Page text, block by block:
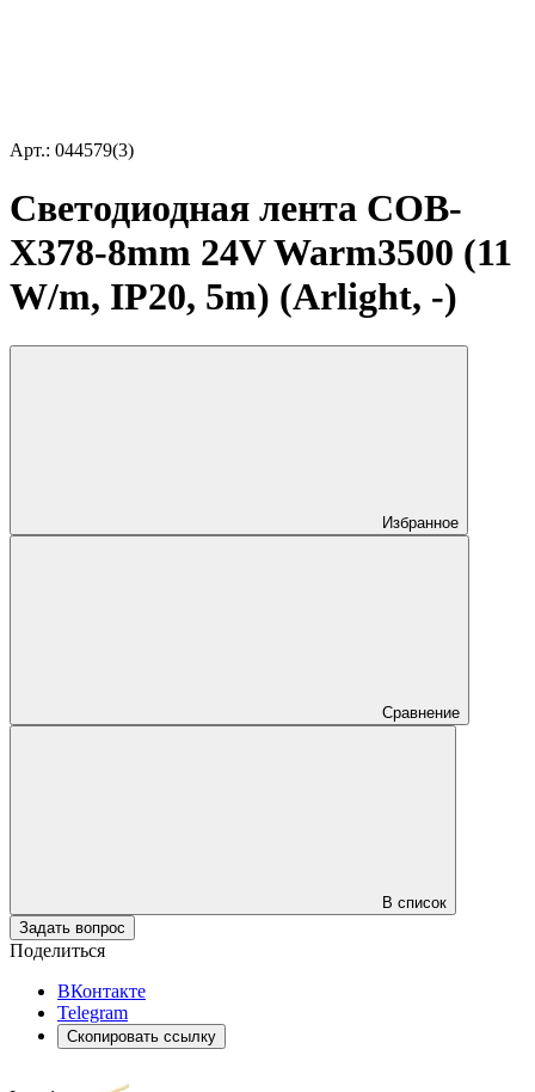
Арт.: 044579(3)
Светодиодная лента COB-
X378-8mm 24V Warm3500 (11
W/m, IP20, 5m) (Arlight, -)
Избранное
Сравнение
В список
Задать вопрос
Поделиться
ВКонтакте
Telegram
Скопировать ссылку